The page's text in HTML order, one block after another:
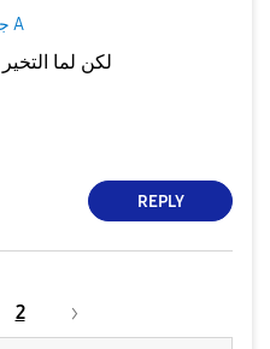
جالاكسى A
لكن لما
REPLY
2